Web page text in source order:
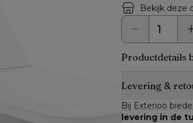
Bekijk deze
Productdetails
Levering &
Bij Exterioo
levering in de